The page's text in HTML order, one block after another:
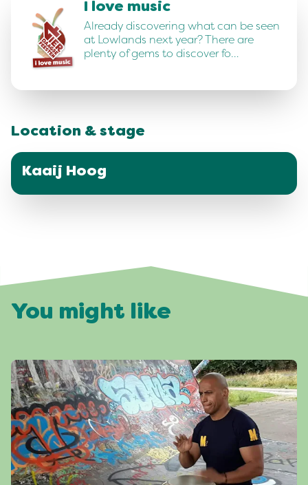
I love music
Already discovering what can be seen
at Lowlands next year? There are
plenty of gems to discover fo…
Location & stage
Kaaij Hoog
You might like